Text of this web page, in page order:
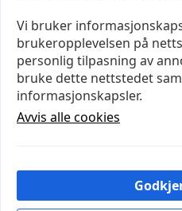
INFORMASJON
OM OSS
KUNDEKLUBB
KONTAKT OSS
KJØPSVILKÅR OG BETINGELSER
PERSONVERN
© 2026 NYE MODENA –
Vi bruker
brukeropplevelsen på
personlig tilpasning av
bruke dette nettstedet
informasjonskapsler.
Avvis alle cookies